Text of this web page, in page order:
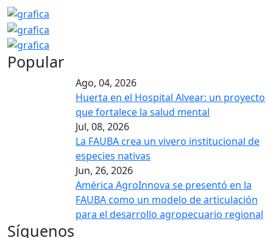
Popular
Ago, 04, 2026
Huerta en el Hospital Alvear: un proyecto
que fortalece la salud mental
Jul, 08, 2026
La FAUBA crea un vivero institucional de
especies nativas
Jun, 26, 2026
América AgroInnova se presentó en la
FAUBA como un modelo de articulación
para el desarrollo agropecuario regional
Síguenos